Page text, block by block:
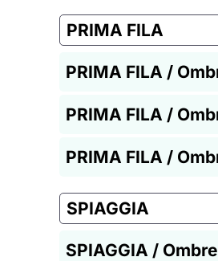
PRIMA FILA
PRIMA FILA /
PRIMA FILA /
PRIMA FILA /
SPIAGGIA
SPIAGGIA /